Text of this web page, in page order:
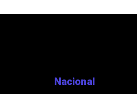
Regiones